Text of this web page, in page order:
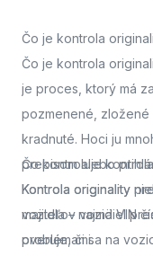
Čo je kontrola
Čo je kontrola
je proces, ktorý má
pozmenené,
kradnuté. Hoci ju
prepisom alebo
Kontrola originality
majiteľov vozidiel
problémami.
Čo kontroluje
Kontrola originality
vozidla – najmä VIN
overuje, či sa na